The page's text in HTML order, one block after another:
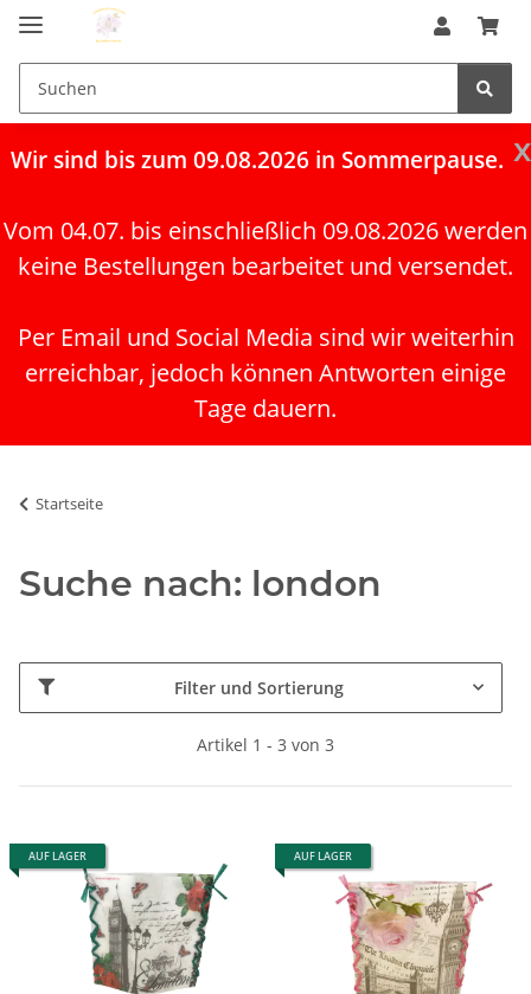
x
Wir sind bis zum 09.08.2026 in Sommerpause.
Vom 04.07. bis einschließlich 09.08.2026 werden
keine Bestellungen bearbeitet und versendet.
Per Email und Social Media sind wir weiterhin
erreichbar, jedoch können Antworten einige
Tage dauern.
Startseite
Suche nach: london
Filter und Sortierung
Artikel 1 - 3 von 3
AUF LAGER AUF LAGER